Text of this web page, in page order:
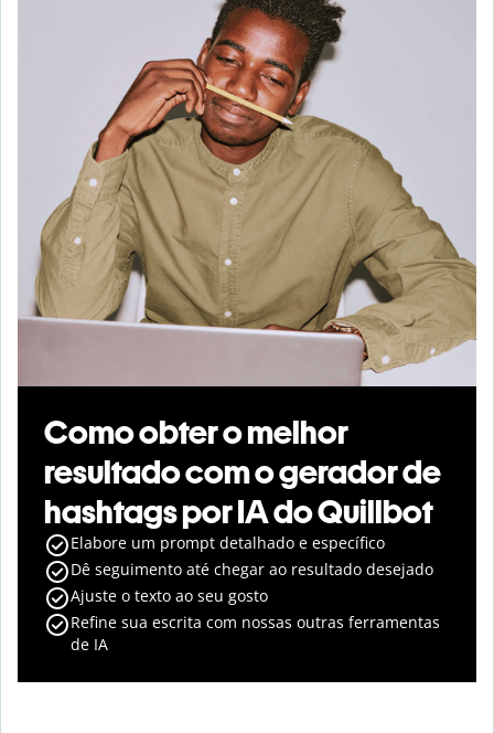
Como obter o melhor
resultado com o gerador de
hashtags por IA do Quillbot
Elabore um prompt detalhado e específico
Dê seguimento até chegar ao resultado desejado
Ajuste o texto ao seu gosto
Refine sua escrita com nossas outras ferramentas
de IA